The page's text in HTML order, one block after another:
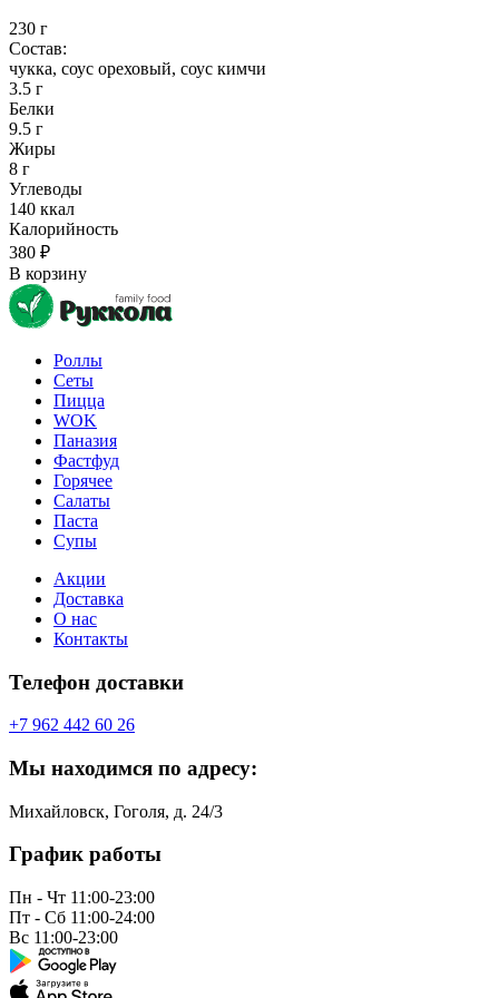
230 г
Состав:
чукка, соус ореховый, соус кимчи
3.5 г
Белки
9.5 г
Жиры
8 г
Углеводы
140 ккал
Калорийность
380 ₽
В корзину
Роллы
Сеты
Пицца
WOK
Паназия
Фастфуд
Горячее
Салаты
Паста
Супы
Акции
Доставка
О нас
Контакты
Телефон доставки
+7 962 442 60 26
Мы находимся по адресу:
Михайловск, Гоголя, д. 24/3
График работы
Пн - Чт 11:00-23:00
Пт - Сб 11:00-24:00
Вс 11:00-23:00